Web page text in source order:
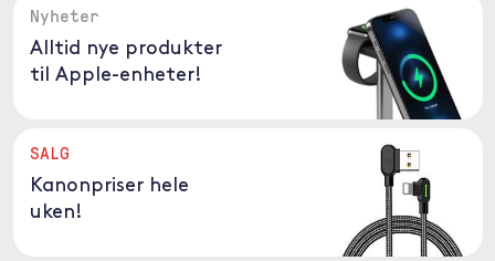
Nyheter
Alltid nye produkter
til Apple-enheter!
SALG
Kanonpriser hele
uken!